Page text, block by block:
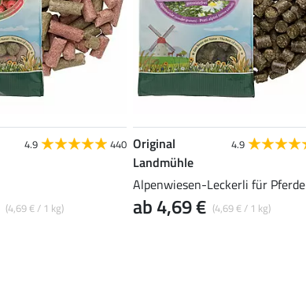
4.9 440
(4,69 € / 1 kg)
Original
Landmühle
4.9
Alpenwiesen-Leckerli für Pferde
(4,69 € / 1 kg)
ab 4,69 €